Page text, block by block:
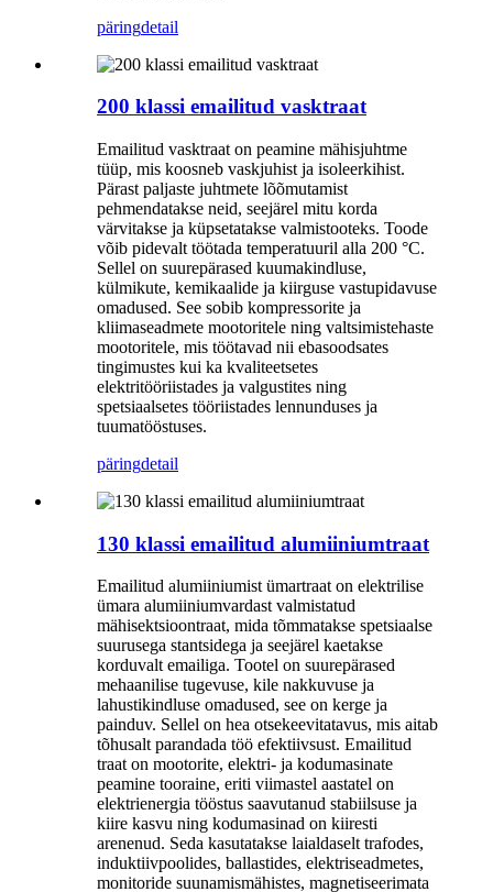
päringdetail
200 klassi emailitud vasktraat
Emailitud vasktraat on peamine mähisjuhtme
tüüp, mis koosneb vaskjuhist ja isoleerkihist.
Pärast paljaste juhtmete lõõmutamist
pehmendatakse neid, seejärel mitu korda
värvitakse ja küpsetatakse valmistooteks. Toode
võib pidevalt töötada temperatuuril alla 200 °C.
Sellel on suurepärased kuumakindluse,
külmikute, kemikaalide ja kiirguse vastupidavuse
omadused. See sobib kompressorite ja
kliimaseadmete mootoritele ning valtsimistehaste
mootoritele, mis töötavad nii ebasoodsates
tingimustes kui ka kvaliteetsetes
elektritööriistades ja valgustites ning
spetsiaalsetes tööriistades lennunduses ja
tuumatööstuses.
päringdetail
130 klassi emailitud alumiiniumtraat
Emailitud alumiiniumist ümartraat on elektrilise
ümara alumiiniumvardast valmistatud
mähisektsioontraat, mida tõmmatakse spetsiaalse
suurusega stantsidega ja seejärel kaetakse
korduvalt emailiga. Tootel on suurepärased
mehaanilise tugevuse, kile nakkuvuse ja
lahustikindluse omadused, see on kerge ja
painduv. Sellel on hea otsekeevitatavus, mis aitab
tõhusalt parandada töö efektiivsust. Emailitud
traat on mootorite, elektri- ja kodumasinate
peamine tooraine, eriti viimastel aastatel on
elektrienergia tööstus saavutanud stabiilsuse ja
kiire kasvu ning kodumasinad on kiiresti
arenenud. Seda kasutatakse laialdaselt trafodes,
induktiivpoolides, ballastides, elektriseadmetes,
monitoride suunamismähistes, magnetiseerimata